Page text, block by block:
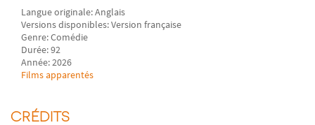
Langue originale: Anglais
Versions disponibles: Version française
Genre: Comédie
Durée: 92
Année: 2026
Films apparentés
CRÉDITS